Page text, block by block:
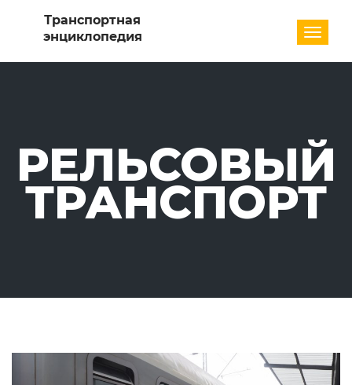
РЕЛЬСОВЫЙ
ТРАНСПОРТ